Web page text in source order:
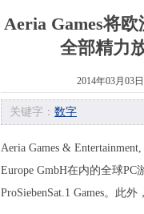
Aeria Games将欧
全部精力
2014年03月03
关键字： 数字
Aeria Games &
Europe GmbH在内的全球
ProSiebenSat.1 Games。此